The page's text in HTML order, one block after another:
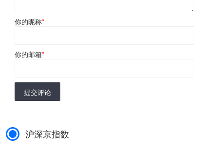
你的昵称*
你的邮箱*
提交评论
沪深京指数